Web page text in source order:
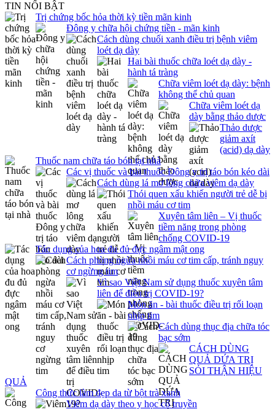
TIN NỔI BẬT
Trị chứng bốc hỏa thời kỳ tiền mãn kinh
Đông y chữa hội chứng tiền - mãn kinh
Cách dùng chuối xanh điều trị bệnh viêm
loét dạ dày
Hai bài thuốc chữa loét dạ dày -
hành tá tràng
Chữa viêm loét dạ dày: bệnh
không thể chủ quan
Chữa viêm loét dạ
dày bằng thảo dược
Thảo dược
giảm axít
(acid) dạ dày
Thuốc nam chữa táo bón tại nhà
Các vị thuốc và bài thuốc Đông y trị táo bón kéo dài
Cách dùng lá mơ lông chữa viêm dạ dày
Thói quen xấu khiến người trẻ dễ bị
nhồi máu cơ tim
Xuyên tâm liên – Vị thuốc
tiềm năng trong phòng
chống COVID-19
Tác dụng của hoa đu đủ đực ngâm mật ong
Cách phòng ngừa nhồi máu cơ tim cấp, tránh nguy
cơ ngừng tim
Vì sao Việt Nam sử dụng thuốc xuyên tâm
liên để điều trị COVID-19?
Món ăn - bài thuốc điều trị rối loạn
nhịp tim
Cách dùng thục địa chữa tóc
bạc sớm
CÁCH DÙNG
QUẢ DỨA TRỊ
SỎI THẬN HIỆU
QUẢ
Công thức làm đẹp da từ bột trà xanh
Viêm dạ dày theo y học cổ truyền